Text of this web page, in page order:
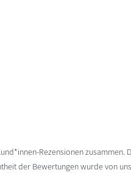
Rezensionen zusammen.
der Bewertungen wurde von uns